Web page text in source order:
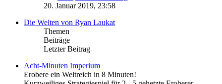
20. Januar 2019, 23:58
Die Welten von Ryan Laukat
Themen
Beiträge
Letzter Beitrag
Acht-Minuten Imperium
Erobere ein Weltreich in 8 Minuten!